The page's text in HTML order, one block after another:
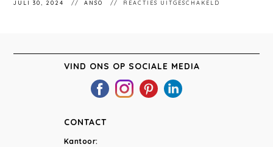
JULI 30, 2024 ANSO REACTIES UITGESCHAKELD
VIND ONS OP SOCIALE MEDIA
CONTACT
Kantoor: